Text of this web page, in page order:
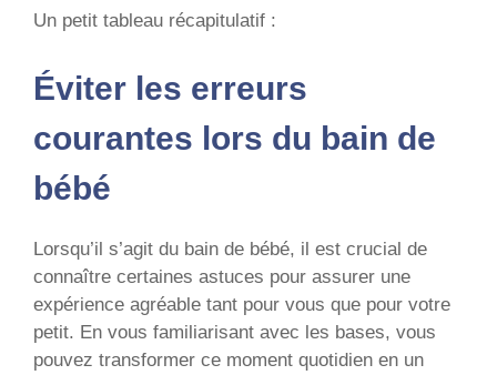
Un petit tableau récapitulatif :
Éviter les erreurs
courantes lors du bain de
bébé
Lorsqu’il s’agit du bain de bébé, il est crucial de
connaître certaines astuces pour assurer une
expérience agréable tant pour vous que pour votre
petit. En vous familiarisant avec les bases, vous
pouvez transformer ce moment quotidien en un